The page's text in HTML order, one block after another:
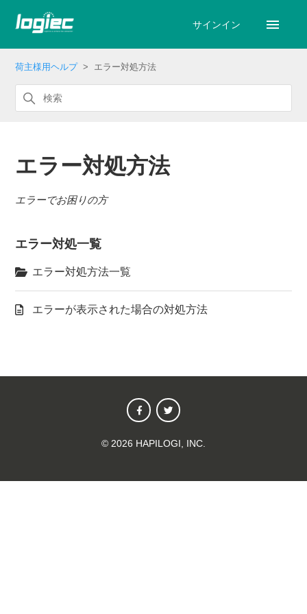
サインイン
荷主様用ヘルプ エラー対処方法
エラー対処方法
エラーでお困りの方
エラー対処一覧
エラー対処方法一覧
エラーが表示された場合の対処方法
© 2026 HAPILOGI, INC.